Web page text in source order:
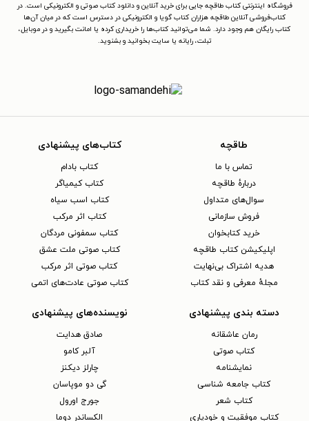
فروشگاه اینترنتی کتاب طاقچه جایی برای خرید آنلاین و دانلود کتاب صوتی و الکترونیکی است. در
کتاب‌فروشی آنلاین طاقچه هزاران کتاب گویا و الکترونیکی در دسترس است که در میان آن‌ها
کتاب رایگان هم وجود دارد. شما می‌توانید کتاب‌ها را خریداری کرده یا امانت بگیرید و در موبایل،
تبلت، رایانه یا سایت بخوانید و بشنوید.
طاقچه
تماس با ما
دربارهٔ طاقچه
سوال‌های متداول
فروش سازمانی
خرید کتابخوان
اپلیکیشن کتاب طاقچه
هدیه اشتراک بی‌نهایت
مجلهٔ معرفی و نقد کتاب
کتاب‌های پیشنهادی
کتاب بادام
کتاب کیمیاگر
کتاب اسب سیاه
کتاب اثر مرکب
کتاب سمفونی مردگان
کتاب صوتی ملت عشق
کتاب صوتی اثر مرکب
کتاب صوتی عادت‌های اتمی
دسته بندی پیشنهادی
رمان عاشقانه
کتاب‌ صوتی
نمایشنامه
کتاب جامعه شناسی
کتاب شعر
کتاب موفقیت و خودیاری
نویسنده‌های پیشنهادی
صادق هدایت
آلبر کامو
چارلز دیکنز
گی دو موپاسان
جورج اورول
الکساندر دوما